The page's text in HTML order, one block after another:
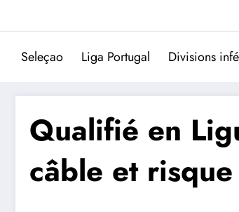
Seleçao Liga Portugal Divisions
Qualifié en
câble et